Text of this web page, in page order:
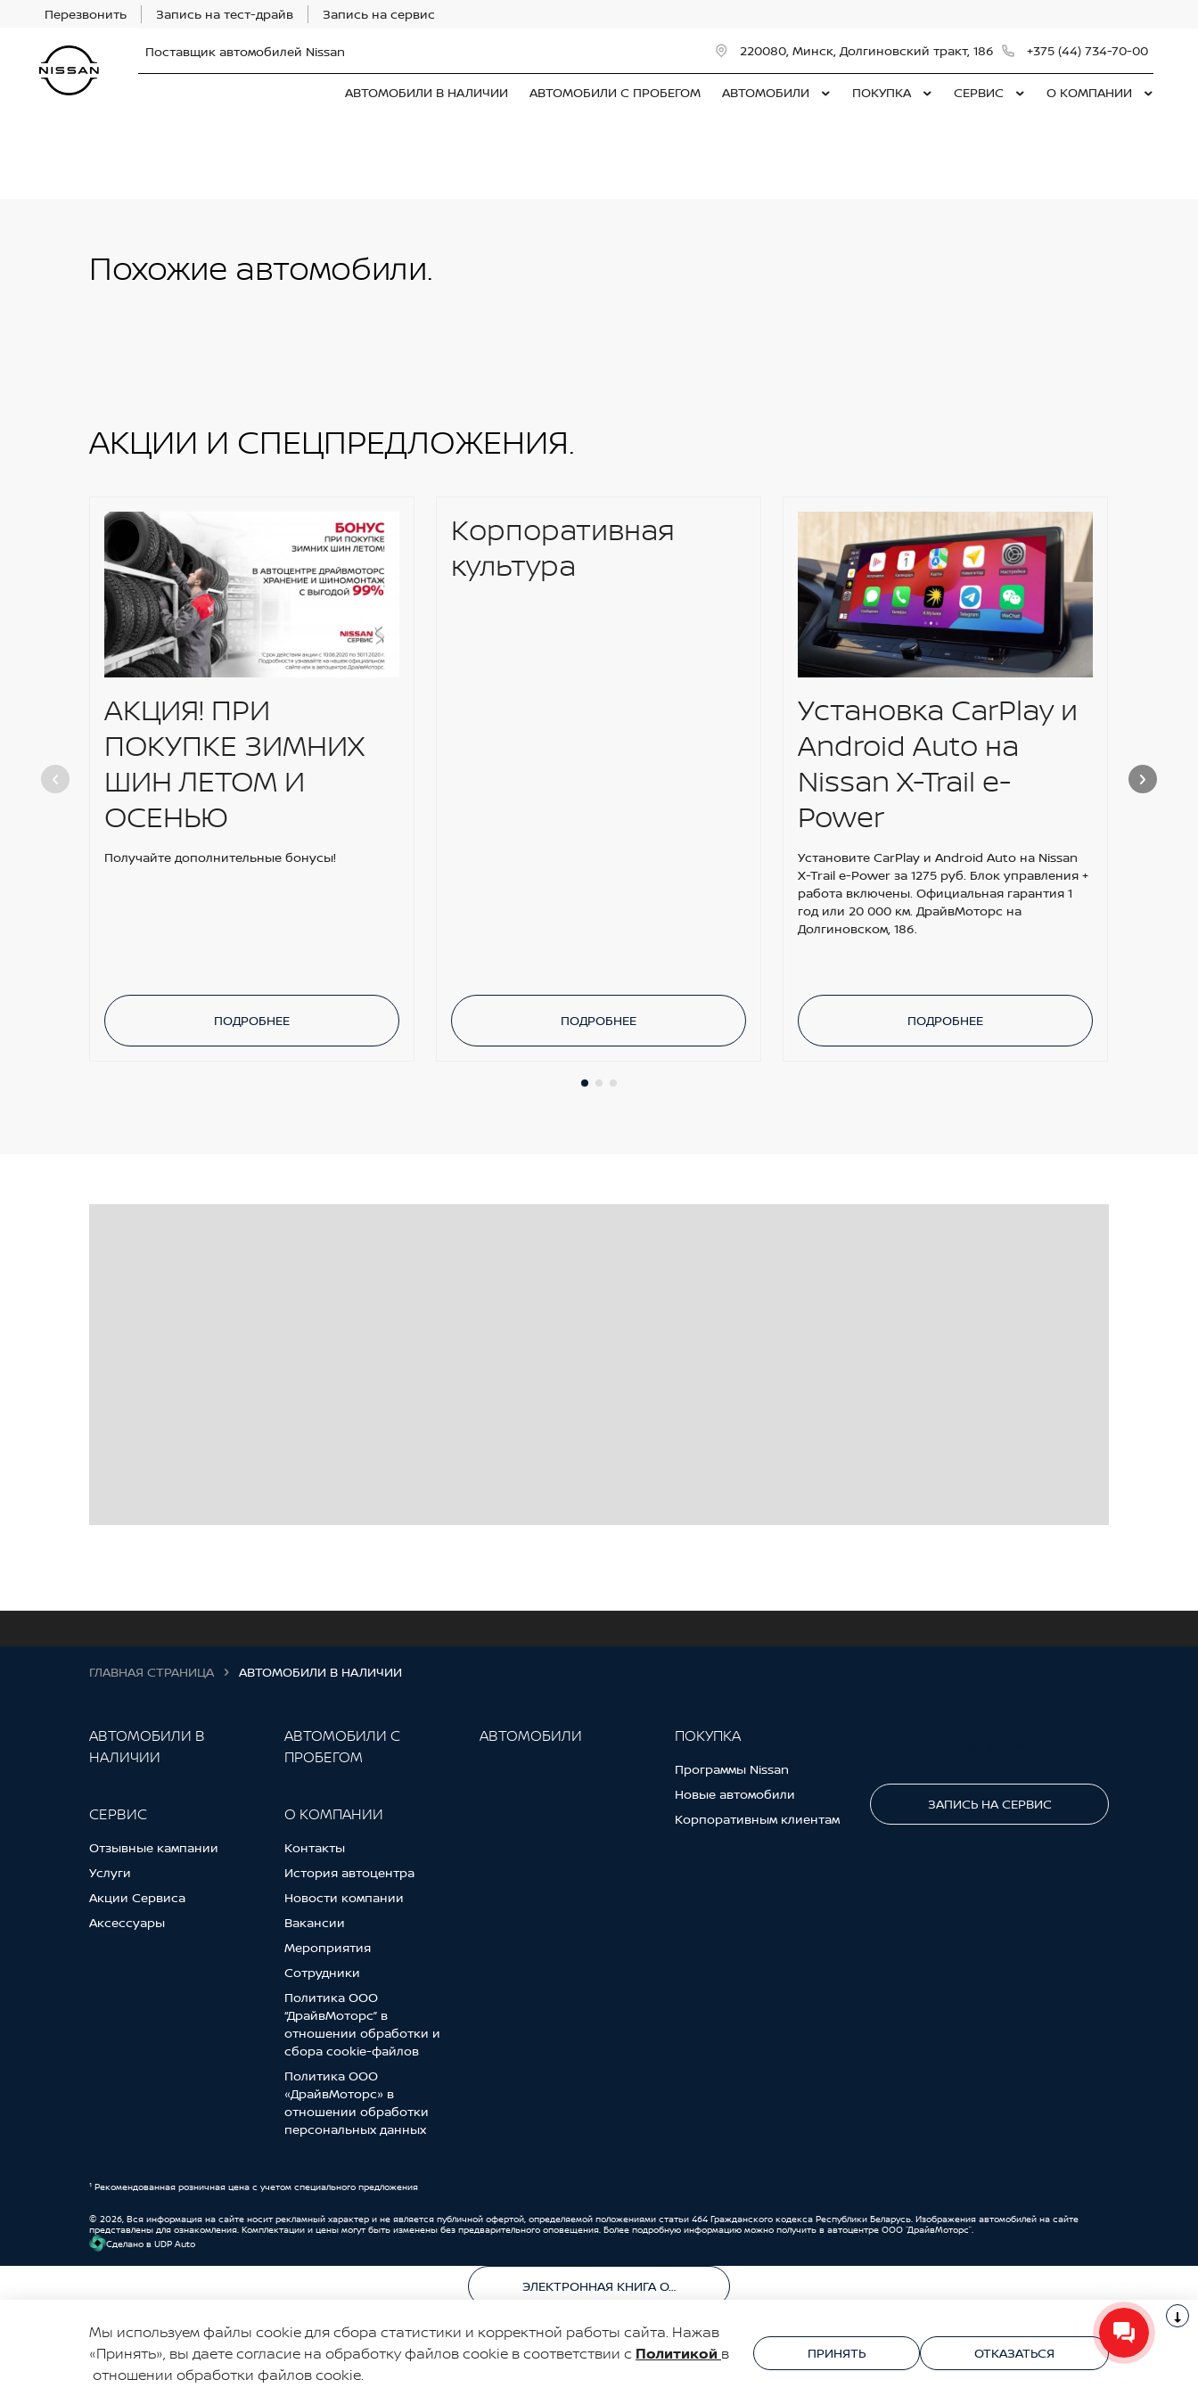
Перезвонить Запись на тест-драйв Запись на сервис
Поставщик автомобилей Nissan 220080, Минск, Долгиновский тракт, 186 +375 (44) 734-70-00
АВТОМОБИЛИ В НАЛИЧИИ АВТОМОБИЛИ С ПРОБЕГОМ АВТОМОБИЛИ ПОКУПКА СЕРВИС О КОМПАНИИ
Похожие автомобили.
АКЦИИ И СПЕЦПРЕДЛОЖЕНИЯ.
АКЦИЯ! ПРИ
ПОКУПКЕ ЗИМНИХ
ШИН ЛЕТОМ И
ОСЕНЬЮ
Получайте дополнительные бонусы!
ПОДРОБНЕЕ
Корпоративная
культура
ПОДРОБНЕЕ
Установка CarPlay и
Android Auto на
Nissan X-Trail e-
Power
Установите CarPlay и Android Auto на Nissan
X-Trail e-Power за 1275 руб. Блок управления +
работа включены. Официальная гарантия 1
год или 20 000 км. ДрайвМоторс на
Долгиновском, 186.
ПОДРОБНЕЕ
ГЛАВНАЯ СТРАНИЦА АВТОМОБИЛИ В НАЛИЧИИ
АВТОМОБИЛИ В
НАЛИЧИИ
СЕРВИС
Отзывные кампании
Услуги
Акции Сервиса
Аксессуары
АВТОМОБИЛИ С
ПРОБЕГОМ
О КОМПАНИИ
Контакты
История автоцентра
Новости компании
Вакансии
Мероприятия
Сотрудники
Политика ООО
“ДрайвМоторс” в
отношении обработки и
сбора cookie-файлов
Политика ООО
«ДрайвМоторс» в
отношении обработки
персональных данных
АВТОМОБИЛИ ПОКУПКА
Программы Nissan
Новые автомобили
Корпоративным клиентам
ЗАПИСЬ НА СЕРВИС
¹ Рекомендованная розничная цена с учетом специального предложения
© 2026, Вся информация на сайте носит рекламный характер и не является публичной офертой, определяемой положениями статьи 464 Гражданского кодекса Республики Беларусь. Изображения автомобилей на сайте
представлены для ознакомления. Комплектации и цены могут быть изменены без предварительного оповещения. Более подробную информацию можно получить в автоцентре ООО “ДрайвМоторс”.
Cделано в UDP Auto
ЭЛЕКТРОННАЯ КНИГА ОТЗЫВОВ
© 2026, УНП 191111259
ООО "ДрайвМоторс"
УНП 191111259 ООО "ДрайвМоторс"
Мы используем файлы cookie для сбора статистики и корректной работы сайта. Нажав
«Принять», вы даете согласие на обработку файлов cookie в соответствии с Политикой в
отношении обработки файлов cookie.
ПРИНЯТЬ ОТКАЗАТЬСЯ